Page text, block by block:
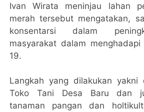
Ivan Wirata meninjau lahan
merah tersebut mengatakan,
konsentarsi dalam
masyarakat dalam
19.
Langkah yang dilakukan yakni
Toko Tani Desa Baru dan
tanaman pangan dan